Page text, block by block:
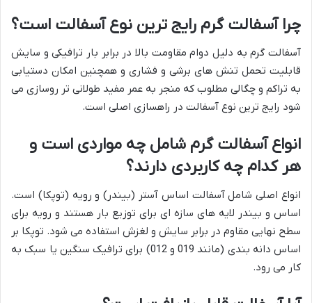
چرا آسفالت گرم رایج ترین نوع آسفالت است؟
آسفالت گرم به دلیل دوام مقاومت بالا در برابر بار ترافیکی و سایش
قابلیت تحمل تنش های برشی و فشاری و همچنین امکان دستیابی
به تراکم و چگالی مطلوب که منجر به عمر مفید طولانی تر روسازی می
شود رایج ترین نوع آسفالت در راهسازی اصلی است.
انواع آسفالت گرم شامل چه مواردی است و
هر کدام چه کاربردی دارند؟
انواع اصلی شامل آسفالت اساس آستر (بیندر) و رویه (توپکا) است.
اساس و بیندر لایه های سازه ای برای توزیع بار هستند و رویه برای
سطح نهایی مقاوم در برابر سایش و لغزش استفاده می شود. توپکا بر
اساس دانه بندی (مانند 019 و 012) برای ترافیک سنگین یا سبک به
کار می رود.